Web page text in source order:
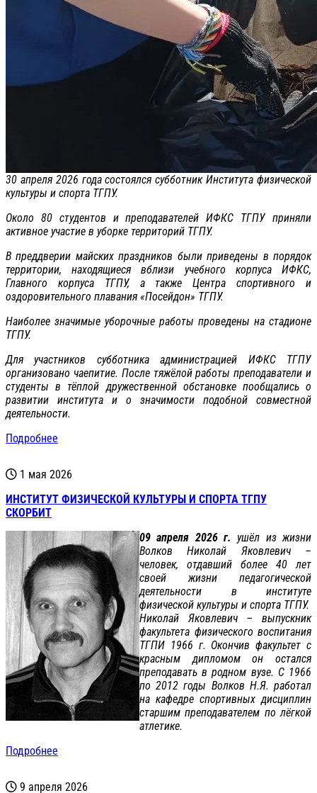
30 апреля 2026 года состоялся субботник Института физической
культуры и спорта ТГПУ.
Около 80 студентов и преподавателей ИФКС ТГПУ приняли
активное участие в уборке территорий ТГПУ.
В преддверии майских праздников были приведены в порядок
территории, находящиеся вблизи учебного корпуса ИФКС,
Главного корпуса ТГПУ, а также Центра спортивного и
оздоровительного плавания «Посейдон» ТГПУ.
Наиболее значимые уборочные работы проведены на стадионе
ТГПУ.
Для участников субботника администрацией ИФКС ТГПУ
организовано чаепитие. После тяжёлой работы преподаватели и
студенты в тёплой дружественной обстановке пообщались о
развитии института и о значимости подобной совместной
деятельности.
Подробнее
1 мая 2026
ИНСТИТУТ ФИЗИЧЕСКОЙ КУЛЬТУРЫ И СПОРТА ТГПУ
СКОРБИТ
09 апреля 2026 г. ушёл из жизни
Волков Николай Яковлевич –
человек, отдавший более 40 лет
своей жизни педагогической
деятельности в институте
физической культуры и спорта ТГПУ.
Николай Яковлевич – выпускник
факультета физического воспитания
ТГПИ 1966 г. Окончив факультет с
красным дипломом он остался
преподавать в родном вузе. С 1966
по 2012 годы Волков Н.Я. работал
на кафедре спортивных дисциплин
старшим преподавателем по лёгкой
атлетике.
Подробнее
9 апреля 2026